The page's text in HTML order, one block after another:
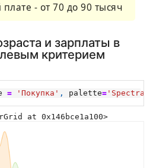
- от 70 до 90 тысяч
и зарплаты в
критерием
= 'Покупка' , palette=
at 0x146bce1a100>